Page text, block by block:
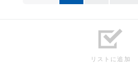
リストに追加